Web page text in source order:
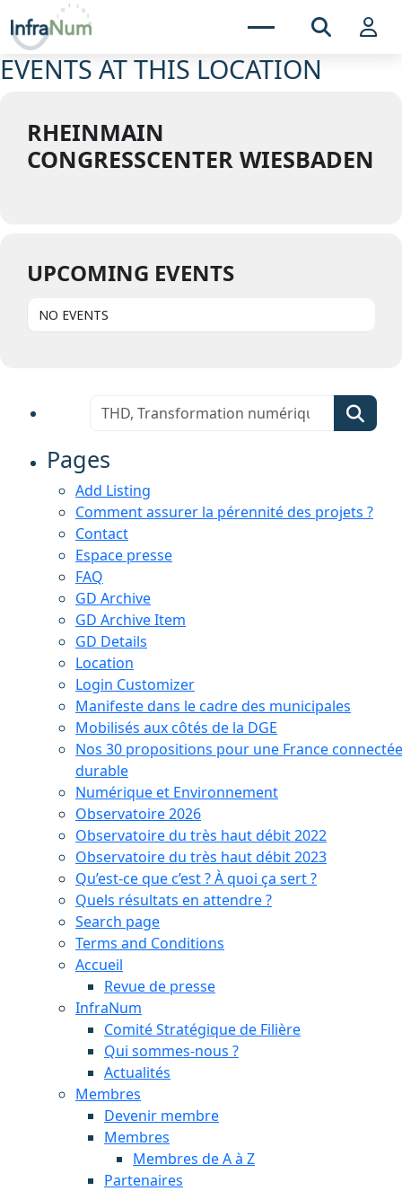
EVENTS AT THIS LOCATION
RHEINMAIN
CONGRESSCENTER WIESBADEN
UPCOMING EVENTS
NO EVENTS
Pages
Add Listing
Comment assurer la pérennité des projets ?
Contact
Espace presse
FAQ
GD Archive
GD Archive Item
GD Details
Location
Login Customizer
Manifeste dans le cadre des municipales
Mobilisés aux côtés de la DGE
Nos 30 propositions pour une France
durable
Numérique et Environnement
Observatoire 2026
Observatoire du très haut débit 2022
Observatoire du très haut débit 2023
Qu’est-ce que c’est ? À quoi ça sert ?
Quels résultats en attendre ?
Search page
Terms and Conditions
Accueil
Revue de presse
InfraNum
Comité Stratégique de Filière
Qui sommes-nous ?
Actualités
Membres
Devenir membre
Membres
Membres de A à Z
Partenaires